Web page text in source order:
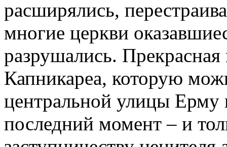
расширялись,
многие церкви
разрушались. Прекрасная
Капникареа, которую
центральной улицы Ерму
последний момент – и